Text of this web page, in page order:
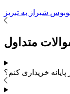
شیراز به تبریز
متداول
پایانه خریداری کنم؟